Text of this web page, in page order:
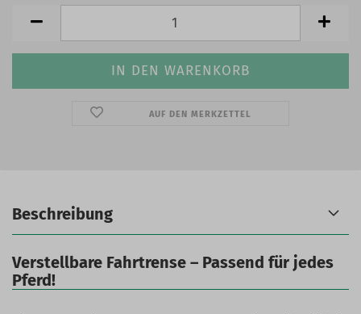
AUF DEN MERKZETTEL
Beschreibung
Verstellbare Fahrtrense – Passend für jedes
Pferd!